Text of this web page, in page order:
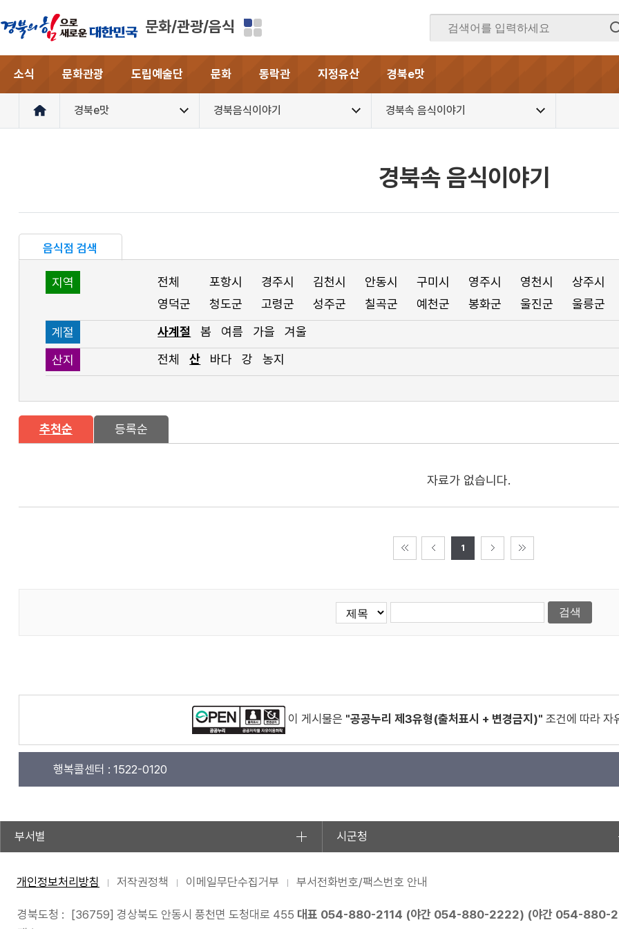
문화/관광/음식
소식 문화관광 도립예술단 문화 동락관 지정유산 경북e맛
경북e맛 경북음식이야기 경북속 음식이야기
경북속 음식이야기
음식점 검색
지역 전체 포항시 경주시 김천시 안동시 구미시 영주시 영천시 상주시
영덕군
청도군 고령군 성주군 칠곡군 예천군 봉화군 울진군
울릉군
계절
사계절 봄 여름 가을
겨울
산지
전체 산 바다 강 농지
추천순 등록순
자료가 없습니다.
1
이 게시물은 "공공누리 제3유형(출처표시 + 변경금지)" 조건에 따라 자
행복콜센터 : 1522-0120
부서별 시군청
개인정보처리방침 저작권정책 이메일무단수집거부 부서전화번호/팩스번호 안내
경북도청 : [36759] 경상북도 안동시 풍천면 도청대로 455 대표 054-880-2114 (야간 054-880-2222) (야간 054-880-